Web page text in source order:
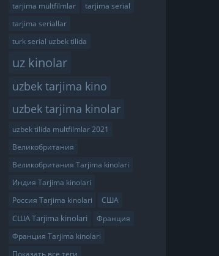
tarjima multfilmlar
tarjima serial
tarjima seriallar
turk serial uzbek tilida
uz kinolar
uzbek tarjima kino
uzbek tarjima kinolar
uzbek tilida multfilmlar 2021
Великобритания
Великобритания Tarjima kinolari
Индия Tarjima kinolari
Россия Tarjima kinolari
США
США Tarjima kinolari
Франция
Франция Tarjima kinolari
Показать все теги